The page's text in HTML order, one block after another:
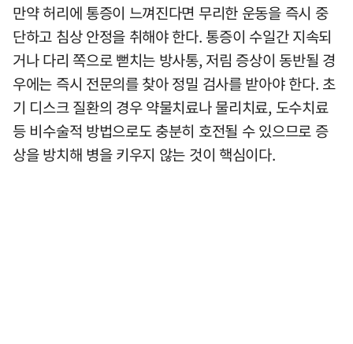
만약 허리에 통증이 느껴진다면 무리한 운동을 즉시 중
단하고 침상 안정을 취해야 한다. 통증이 수일간 지속되
거나 다리 쪽으로 뻗치는 방사통, 저림 증상이 동반될 경
우에는 즉시 전문의를 찾아 정밀 검사를 받아야 한다. 초
기 디스크 질환의 경우 약물치료나 물리치료, 도수치료
등 비수술적 방법으로도 충분히 호전될 수 있으므로 증
상을 방치해 병을 키우지 않는 것이 핵심이다.